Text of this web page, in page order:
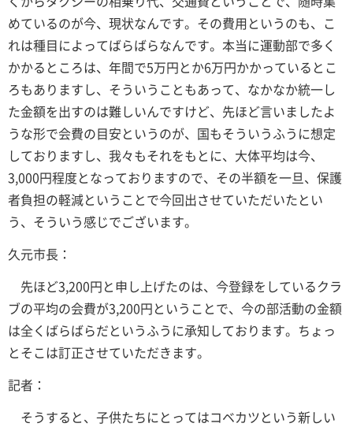
めているのが今、現状なんです。その費用というのも、こ
れは種目によってばらばらなんです。本当に運動部で多く
かかるところは、年間で5万円とか6万円かかっているとこ
ろもありますし、そういうこともあって、なかなか統一し
た金額を出すのは難しいんですけど、先ほど言いましたよ
うな形で会費の目安というのが、国もそういうふうに想定
しておりますし、我々もそれをもとに、大体平均は今、
3,000円程度となっておりますので、その半額を一旦、保護
者負担の軽減ということで今回出させていただいたとい
う、そういう感じでございます。
久元市長：
先ほど3,200円と申し上げたのは、今登録をしているクラ
ブの平均の会費が3,200円ということで、今の部活動の金額
は全くばらばらだというふうに承知しております。ちょっ
とそこは訂正させていただきます。
記者：
そうすると、子供たちにとってはコベカツという新しい